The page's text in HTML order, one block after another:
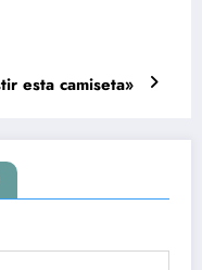
esta camiseta»